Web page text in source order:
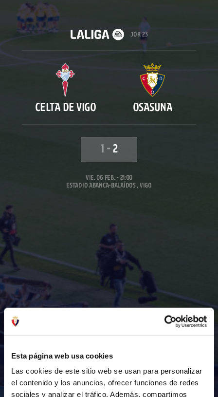
Esta página web usa cookies
Las cookies de este sitio web se usan para personalizar
el contenido y los anuncios, ofrecer funciones de redes
sociales y analizar el tráfico. Además, compartimos
JOR 23
CELTA DE VIGO OSASUNA
1 -2
VIE. 06 FEB. - 21:00
ESTADIO ABANCA-BALAÍDOS , VIGO